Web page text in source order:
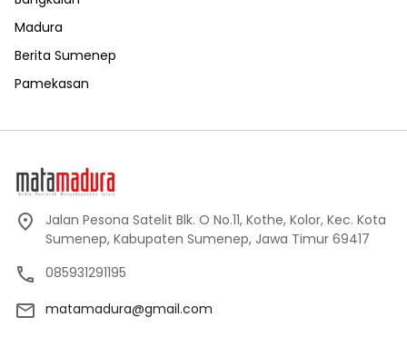
Madura
Berita Sumenep
Pamekasan
Jalan Pesona Satelit Blk. O No.11, Kothe, Kolor, Kec. Kota
Sumenep, Kabupaten Sumenep, Jawa Timur 69417
085931291195
matamadura@gmail.com